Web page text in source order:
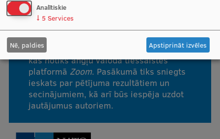
Izdevuma veidotāji interesentus
pievienoties prezentācijas pasākumam,
kas notiks angļu valodā tiešsaistes
platformā Zoom. Pasākumā tiks sniegts
ieskats par pētījuma rezultātiem un
secinājumiem, kā arī būs iespēja uzdot
jautājumus autoriem.
Analītiskie
↓ 5 Services
Nē, paldies Apstiprināt izvēles